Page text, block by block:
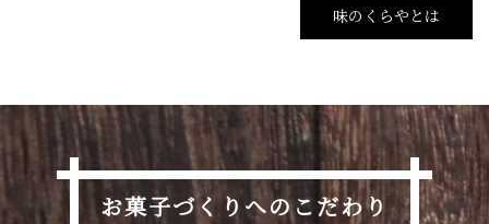
味のくらやとは
お菓子づくりへのこだわり